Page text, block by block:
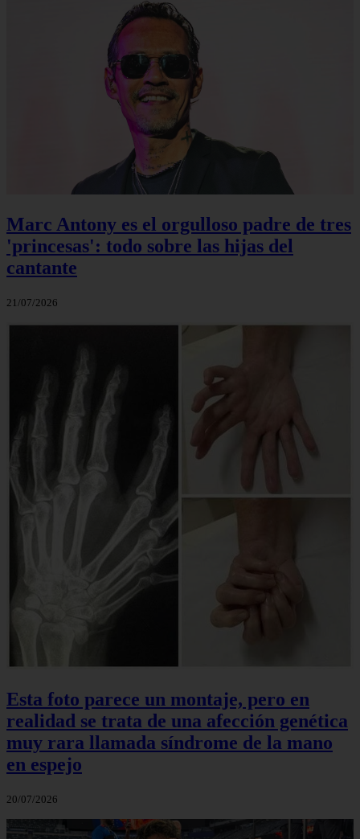
Marc Antony es el orgulloso padre de tres
'princesas': todo sobre las hijas del
cantante
21/07/2026
Esta foto parece un montaje, pero en
realidad se trata de una afección genética
muy rara llamada síndrome de la mano
en espejo
20/07/2026